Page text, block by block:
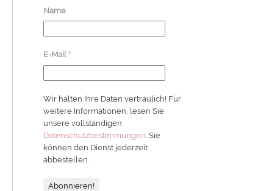
Name
E-Mail *
Wir halten Ihre Daten vertraulich! Für
weitere Informationen, lesen Sie
unsere vollständigen
Datenschutzbestimmungen . Sie
können den Dienst jederzeit
abbestellen.